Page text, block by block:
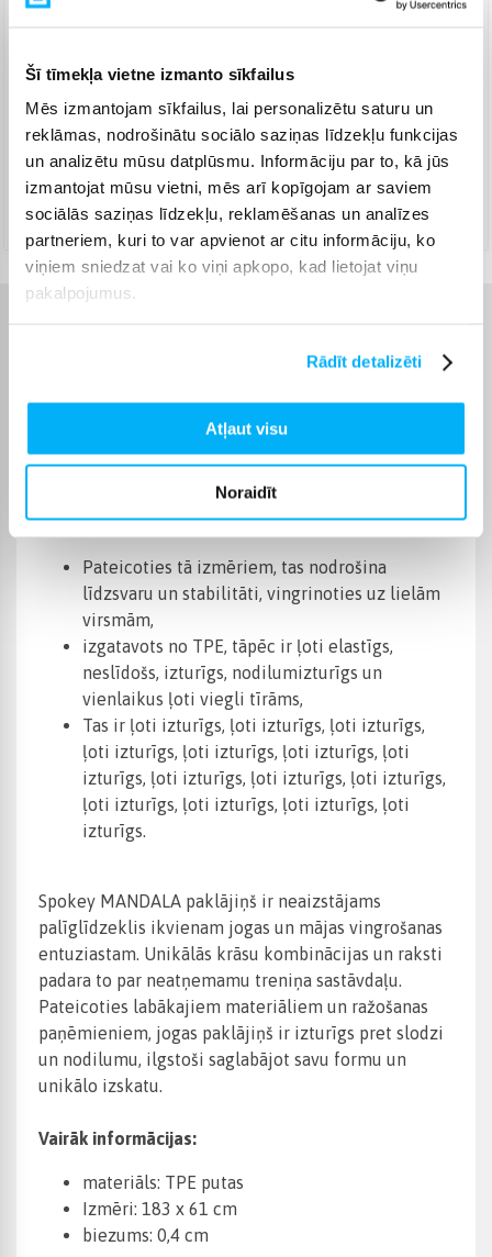
Šī tīmekļa vietne izmanto sīkfailus
Mēs izmantojam sīkfailus, lai personalizētu saturu un
reklāmas, nodrošinātu sociālo saziņas līdzekļu funkcijas
un analizētu mūsu datplūsmu. Informāciju par to, kā jūs
izmantojat mūsu vietni, mēs arī kopīgojam ar saviem
sociālās saziņas līdzekļu, reklamēšanas un analīzes
partneriem, kuri to var apvienot ar citu informāciju, ko
viņiem sniedzat vai ko viņi apkopo, kad lietojat viņu
pakalpojumus.
Rādīt detalizēti
Atļaut visu
Noraidīt
Smartposti pakomāts (2,99 €)
Augusts 18d. - Augusts 26d.
DPD pakomāts (4,99 €)
Augusts 18d. - Augusts 26d.
DPD kurjers (5,99 €)
Augusts 18d. - Augusts 27d.
Preces apraksts
Spokey MANDALA fitnesa un jogas paklājs:
Pateicoties tā izmēriem, tas nodrošina
līdzsvaru un stabilitāti, vingrinoties uz lielām
virsmām,
izgatavots no TPE, tāpēc ir ļoti elastīgs,
neslīdošs, izturīgs, nodilumizturīgs un
vienlaikus ļoti viegli tīrāms,
Tas ir ļoti izturīgs, ļoti izturīgs, ļoti izturīgs,
ļoti izturīgs, ļoti izturīgs, ļoti izturīgs, ļoti
izturīgs, ļoti izturīgs, ļoti izturīgs, ļoti izturīgs,
ļoti izturīgs, ļoti izturīgs, ļoti izturīgs, ļoti
izturīgs.
Spokey MANDALA paklājiņš ir neaizstājams
palīglīdzeklis ikvienam jogas un mājas vingrošanas
entuziastam. Unikālās krāsu kombinācijas un raksti
padara to par neatņemamu treniņa sastāvdaļu.
Pateicoties labākajiem materiāliem un ražošanas
paņēmieniem, jogas paklājiņš ir izturīgs pret slodzi
un nodilumu, ilgstoši saglabājot savu formu un
unikālo izskatu.
Vairāk informācijas:
materiāls: TPE putas
Izmēri: 183 x 61 cm
biezums: 0,4 cm